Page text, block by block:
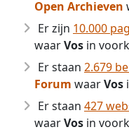
Open Archieven
Er zijn 10.000
waarVos in
Er staan 2.679
Forum waarVos
Er staan 427
waarVos in